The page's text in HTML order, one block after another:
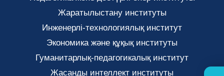
Жаратылыстану институты
Инженерлі-технологиялық институт
Экономика және құқық институты
Гуманитарлық-педагогикалық институт
Жасанды интеллект институты